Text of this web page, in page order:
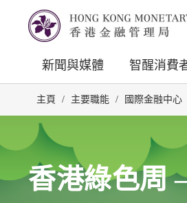
新聞與媒體 智醒消費
主頁 / 主要職能 / 國際金融中心
香港綠色周